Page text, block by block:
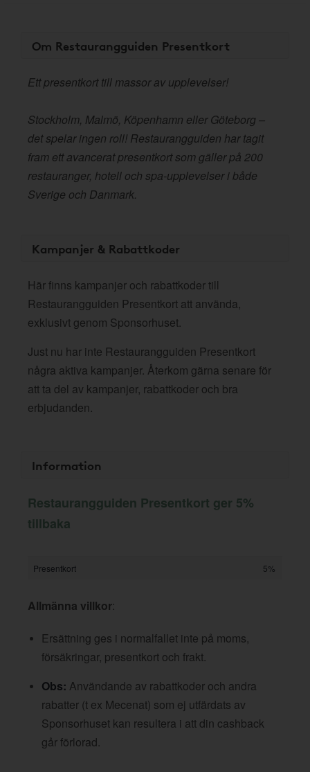
Om Restaurangguiden Presentkort
Ett presentkort till massor av upplevelser!
Stockholm, Malmö, Köpenhamn eller Göteborg –
det spelar ingen roll! Restaurangguiden har tagit
fram ett avancerat presentkort som gäller på 200
restauranger, hotell och spa-upplevelser i både
Sverige och Danmark.
Kampanjer & Rabattkoder
Här finns kampanjer och rabattkoder till
Restaurangguiden Presentkort att använda,
exklusivt genom Sponsorhuset.
Just nu har inte Restaurangguiden Presentkort
några aktiva kampanjer. Återkom gärna senare för
att ta del av kampanjer, rabattkoder och bra
erbjudanden.
Information
Restaurangguiden Presentkort ger 5%
tillbaka
Presentkort 5%
Allmänna villkor:
Ersättning ges i normalfallet inte på moms,
försäkringar, presentkort och frakt.
Obs: Användande av rabattkoder och andra
rabatter (t ex Mecenat) som ej utfärdats av
Sponsorhuset kan resultera i att din cashback
går förlorad.